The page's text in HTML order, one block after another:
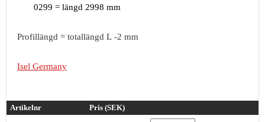
0299 = längd 2998 mm
Profillängd = totallängd L -2 mm
Isel Germany
Artikelnr Pris (SEK)